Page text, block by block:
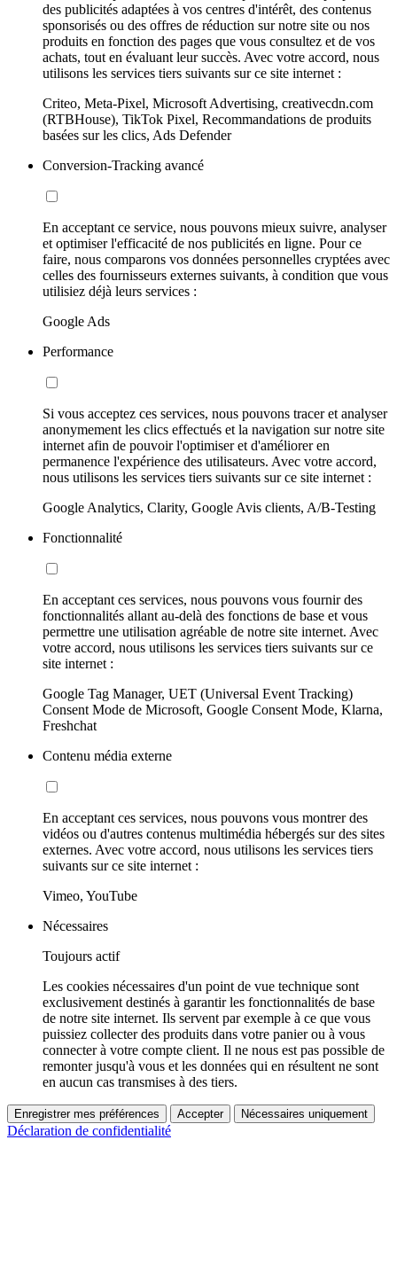
des publicités adaptées à vos centres d'intérêt, des contenus
sponsorisés ou des offres de réduction sur notre site ou nos
produits en fonction des pages que vous consultez et de vos
achats, tout en évaluant leur succès. Avec votre accord, nous
utilisons les services tiers suivants sur ce site internet :
Criteo, Meta-Pixel, Microsoft Advertising, creativecdn.com
(RTBHouse), TikTok Pixel, Recommandations de produits
basées sur les clics, Ads Defender
Conversion-Tracking avancé
En acceptant ce service, nous pouvons mieux suivre, analyser
et optimiser l'efficacité de nos publicités en ligne. Pour ce
faire, nous comparons vos données personnelles cryptées avec
celles des fournisseurs externes suivants, à condition que vous
utilisiez déjà leurs services :
Google Ads
Performance
Si vous acceptez ces services, nous pouvons tracer et analyser
anonymement les clics effectués et la navigation sur notre site
internet afin de pouvoir l'optimiser et d'améliorer en
permanence l'expérience des utilisateurs. Avec votre accord,
nous utilisons les services tiers suivants sur ce site internet :
Google Analytics, Clarity, Google Avis clients, A/B-Testing
Fonctionnalité
En acceptant ces services, nous pouvons vous fournir des
fonctionnalités allant au-delà des fonctions de base et vous
permettre une utilisation agréable de notre site internet. Avec
votre accord, nous utilisons les services tiers suivants sur ce
site internet :
Google Tag Manager, UET (Universal Event Tracking)
Consent Mode de Microsoft, Google Consent Mode, Klarna,
Freshchat
Contenu média externe
En acceptant ces services, nous pouvons vous montrer des
vidéos ou d'autres contenus multimédia hébergés sur des sites
externes. Avec votre accord, nous utilisons les services tiers
suivants sur ce site internet :
Vimeo, YouTube
Nécessaires
Toujours actif
Les cookies nécessaires d'un point de vue technique sont
exclusivement destinés à garantir les fonctionnalités de base
de notre site internet. Ils servent par exemple à ce que vous
puissiez collecter des produits dans votre panier ou à vous
connecter à votre compte client. Il ne nous est pas possible de
remonter jusqu'à vous et les données qui en résultent ne sont
en aucun cas transmises à des tiers.
Enregistrer mes préférences Accepter Nécessaires uniquement
Déclaration de confidentialité